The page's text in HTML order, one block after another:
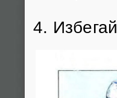
4.